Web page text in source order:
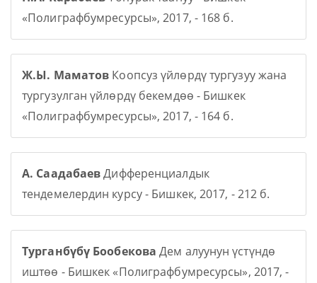
«Полиграфбумресурсы», 2017, - 168 б.
Ж.Ы. Маматов Коопсуз үйлөрдү тургузуу жана
тургузулган үйлөрдү бекемдөө - Бишкек
«Полиграфбумресурсы», 2017, - 164 б.
А. СаадабаевДифференциалдык
тендемелердин курсу - Бишкек, 2017, - 212 б.
Турганбүбү Бообекова Дем алуунун үстүндө
иштөө - Бишкек «Полиграфбумресурсы», 2017, -